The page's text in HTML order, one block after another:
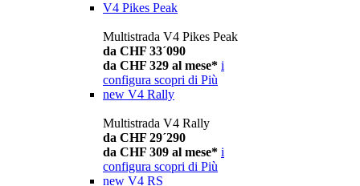
V4 Pikes Peak
Multistrada V4 Pikes Peak
da CHF 33´090
da CHF 329 al mese* i
configura scopri di Più
new V4 Rally
Multistrada V4 Rally
da CHF 29´290
da CHF 309 al mese* i
configura scopri di Più
new V4 RS